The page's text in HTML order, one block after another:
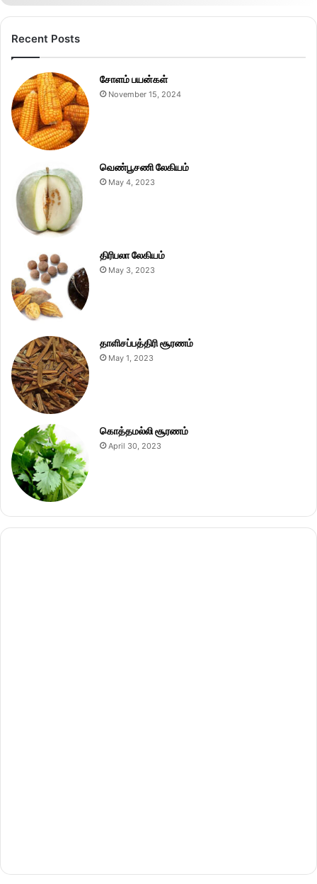
Recent Posts
சோளம் பயன்கள்
November 15, 2024
வெண்பூசணி லேகியம்
May 4, 2023
திரிபலா லேகியம்
May 3, 2023
தாளிசப்பத்திரி சூரணம்
May 1, 2023
கொத்தமல்லி சூரணம்
April 30, 2023